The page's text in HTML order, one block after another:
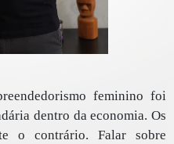
feminino foi
dentro da economia. Os
o contrário. Falar sobre